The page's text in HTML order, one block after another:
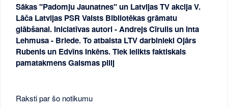
Sākas "Padomju Jaunatnes" un Latvijas TV akcija V.
Lāča Latvijas PSR Valsts Bibliotēkas grāmatu
glābšanai. Iniciatīvas autori - Andrejs Cīrulis un Inta
Lehmusa - Briede. To atbalsta LTV darbinieki Ojārs
Rubenis un Edvīns Inkēns. Tiek ielikts faktiskais
pamatakmens Gaismas pilij
Raksti par šo notikumu